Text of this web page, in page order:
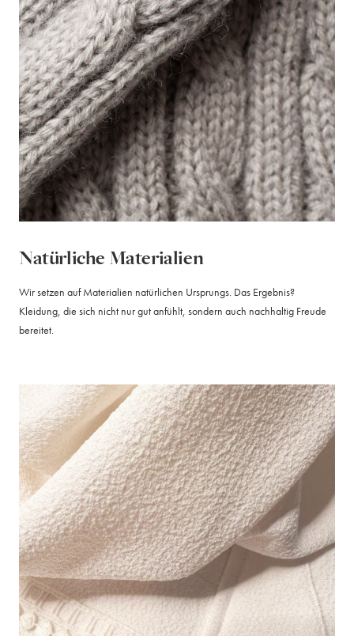
Natürliche Materialien
Wir setzen auf Materialien natürlichen Ursprungs. Das Ergebnis?
Kleidung, die sich nicht nur gut anfühlt, sondern auch nachhaltig Freude
bereitet.